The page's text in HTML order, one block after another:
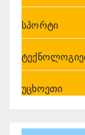
სპორტი
უცხოეთი